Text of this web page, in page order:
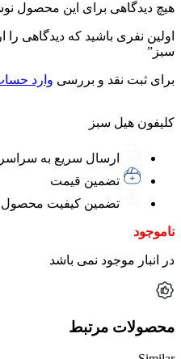
هیچ دیدگاهی برای این محصول
اولین نفری باشید که دیدگاهی
سبز”
برای ثبت نقد و بررسی وارد
کلیفون هیل سبز
ارسال سریع به سراسر
تضمین قیمت
تضمین کیفیت محصول
ناموجود
در انبار موجود نمی باشد
محصولات مرتبط